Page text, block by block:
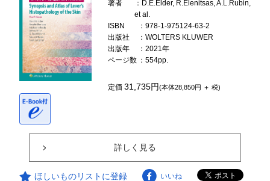
著者
：D.E.Elder, R.Elenitsas, A.L.Rubin,
et al.
ISBN
：978-1-975124-63-2
出版社
：WOLTERS KLUWER
出版年
：2021年
ページ数 ：554pp.
定価31,735円(本体28,850円 ＋ 税)
詳しく見る
ほしいものリストに登録 いいね